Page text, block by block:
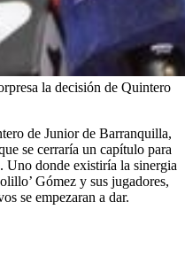
la decisión de Quintero
de Junior de Barranquilla,
se cerraría un capítulo para
donde existiría la sinergia
Gómez y sus jugadores,
se empezaran a dar.